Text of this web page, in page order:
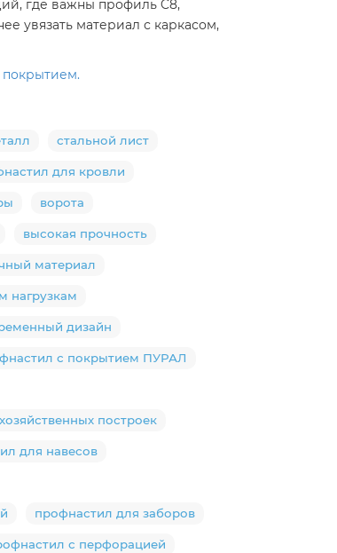
где важны профиль C8,
увязать материал с каркасом,
стальной лист
для кровли
ворота
высокая прочность
материал
нагрузкам
дизайн
с покрытием ПУРАЛ
построек
для навесов
профнастил для заборов
с перфорацией